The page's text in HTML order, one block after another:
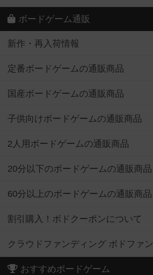
ボードゲーム通販
新作・再入荷情報
定番ボードゲームの通販商品
国産ボードゲームの通販商品
子供向けボードゲームの通販商品
2人用ボードゲームの通販商品
20分以下のボードゲームの通販商品
60分以上のボードゲームの通販商品
割引購入！ボドクーポンについて
クラウドファンディング ボドファン
おすすめボードゲーム